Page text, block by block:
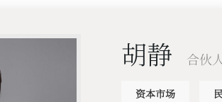
胡静 合伙
资本市场